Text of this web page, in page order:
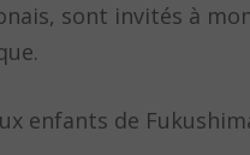
sont invités à
enfants de